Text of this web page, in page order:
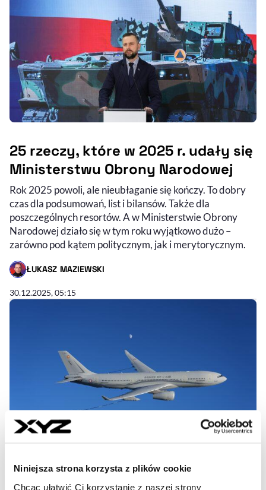
Niniejsza strona korzysta z plików cookie
Chcąc ułatwić Ci korzystanie z naszej strony
25 rzeczy, które w 2025 r. udały się
Ministerstwu Obrony Narodowej
Rok 2025 powoli, ale nieubłaganie się kończy. To dobry
czas dla podsumowań, list i bilansów. Także dla
poszczególnych resortów. A w Ministerstwie Obrony
Narodowej działo się w tym roku wyjątkowo dużo –
zarówno pod kątem politycznym, jak i merytorycznym.
ŁUKASZ MAZIEWSKI
- AUTOR ARTYKUŁU - PROFIL
30.12.2025, 05:15